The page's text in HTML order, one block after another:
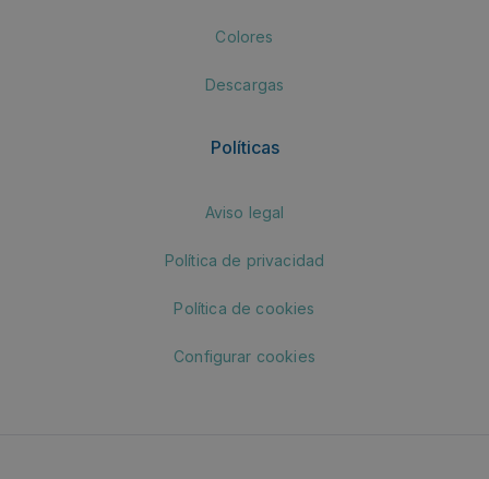
Colores
Descargas
Políticas
Aviso legal
Política de privacidad
Política de cookies
Configurar cookies